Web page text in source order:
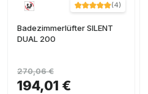
(4)
Badezimmerlüfter SILENT
DUAL 200
194,01 €
270,06 €